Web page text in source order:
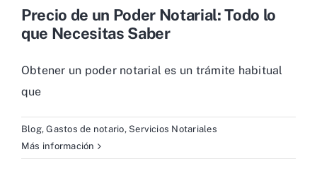
Precio de un Poder Notarial: Todo lo
que Necesitas Saber
Obtener un poder notarial es un trámite habitual
que
Blog,Gastos de notario, Servicios Notariales
Más información